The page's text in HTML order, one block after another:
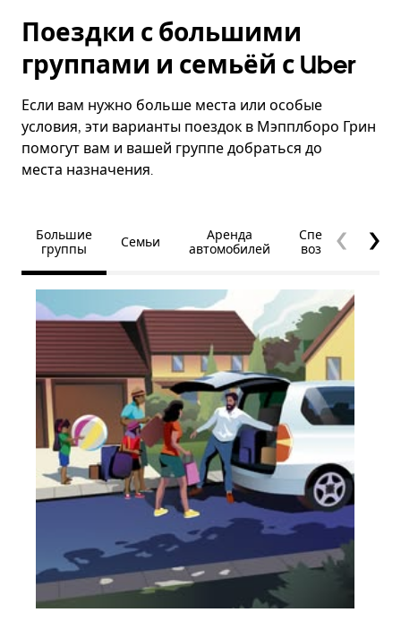
Поездки с большими
группами и семьёй с Uber
Если вам нужно больше места или особые
условия, эти варианты поездок в Мэпплборо Грин
помогут вам и вашей группе добраться до
места назначения.
Большие
группы
Семьи
Аренда
автомобилей
Специальные
возможности